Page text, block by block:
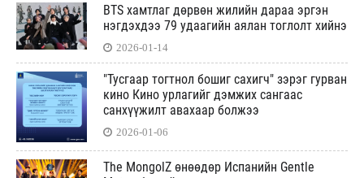
BTS хамтлаг дөрвөн жилийн дараа эргэн
нэгдэхдээ 79 удаагийн аялан тоглолт хийнэ
2026-01-14
"Тусгаар тогтнол бошиг сахигч" зэрэг гурван
кино Кино урлагийг дэмжих сангаас
санхүүжилт авахаар болжээ
2026-01-06
The MongolZ өнөөдөр Испанийн Gentle